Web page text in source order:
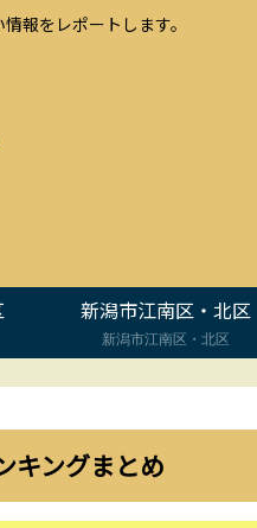
報をレポートします。
新潟市江南区・北区
新潟市江南区・北区
キングまとめ